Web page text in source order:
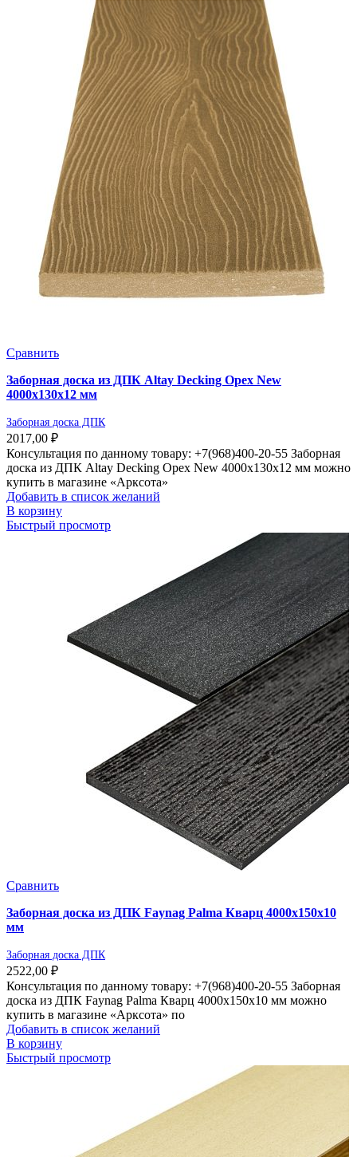
Сравнить
Заборная доска из ДПК Altay Decking Орех New
4000х130х12 мм
Заборная доска ДПК
2017,00 ₽
Консультация по данному товару: +7(968)400-20-55 Заборная
доска из ДПК Altay Decking Орех New 4000х130х12 мм можно
купить в магазине «Арксота»
Добавить в список желаний
В корзину
Быстрый просмотр
Сравнить
Заборная доска из ДПК Faynag Palma Кварц 4000х150х10
мм
Заборная доска ДПК
2522,00 ₽
Консультация по данному товару: +7(968)400-20-55 Заборная
доска из ДПК Faynag Palma Кварц 4000х150х10 мм можно
купить в магазине «Арксота» по
Добавить в список желаний
В корзину
Быстрый просмотр